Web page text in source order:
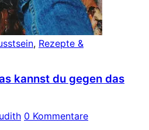
, Rezepte &
kannst du gegen das
0 Kommentare